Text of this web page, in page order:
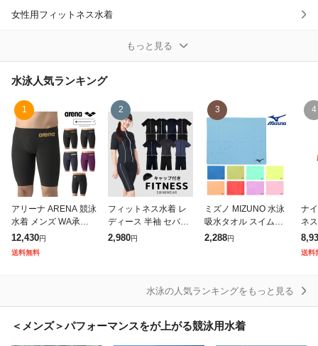
女性用フィットネス水着
男性用スイムウェア・競泳水着
ジュニア用競泳水着
練習器具
その他水泳
もっと見る
水泳人気ランキング
1
アリーナ ARENA 競泳
水着 メンズ WA承認
モデル レーシングス
パッツ ハーフレッグ
12,430円
送料無料
2
フィットネス水着 レ
ディース 半袖 セパレ
ート 体型カバー 着痩
2,980円
3
ミズノ MIZUNO 水泳
吸水タオル スイムタ
オル セームタオル (大
2,288円
4
ナ
ネ
レ
プ
送料
水泳の人気ランキングをもっと見る
＜メンズ＞パフォーマンスをが上がる競泳用水着